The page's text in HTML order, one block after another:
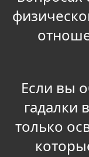
Если вы
гадалки
только